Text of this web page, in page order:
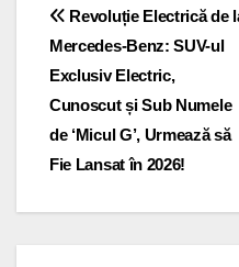
Navigare
în
articole
Revoluție Electrică de
Mercedes-Benz: SUV-ul
Exclusiv Electric,
Cunoscut și Sub Numele
de ‘Micul G’, Urmează să
Fie Lansat în 2026!